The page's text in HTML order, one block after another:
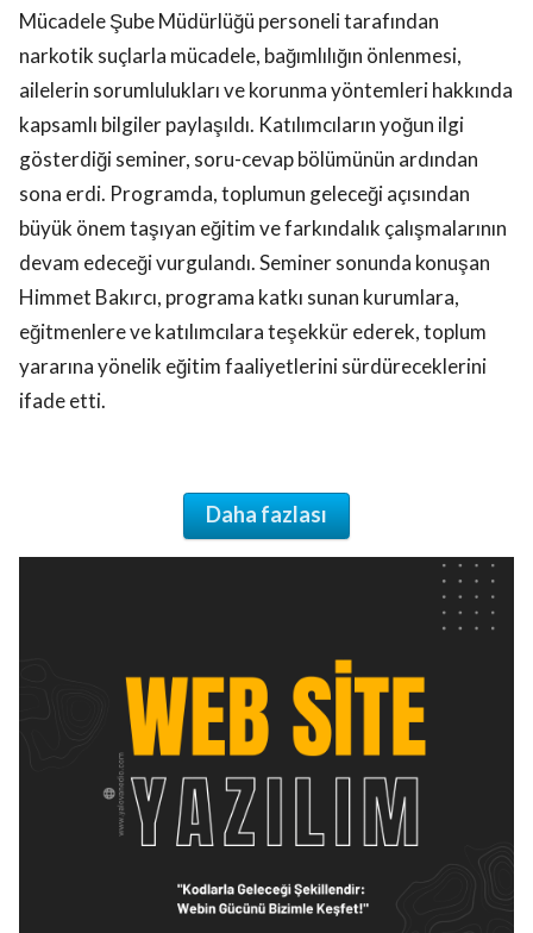
Mücadele Şube Müdürlüğü personeli tarafından
narkotik suçlarla mücadele, bağımlılığın önlenmesi,
ailelerin sorumlulukları ve korunma yöntemleri hakkında
kapsamlı bilgiler paylaşıldı. Katılımcıların yoğun ilgi
gösterdiği seminer, soru-cevap bölümünün ardından
sona erdi. Programda, toplumun geleceği açısından
büyük önem taşıyan eğitim ve farkındalık çalışmalarının
devam edeceği vurgulandı. Seminer sonunda konuşan
Himmet Bakırcı, programa katkı sunan kurumlara,
eğitmenlere ve katılımcılara teşekkür ederek, toplum
yararına yönelik eğitim faaliyetlerini sürdüreceklerini
ifade etti.
Daha fazlası